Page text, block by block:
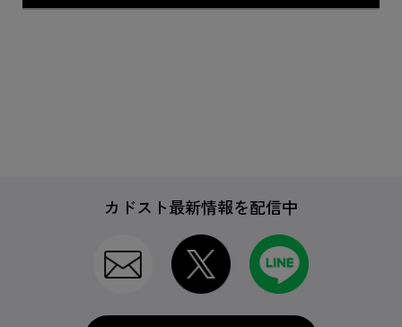
ゲームソフトカドスト最新情報を配信中